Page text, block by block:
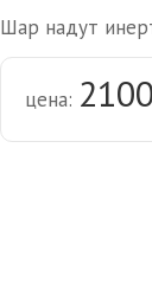
Шар надут
цена: